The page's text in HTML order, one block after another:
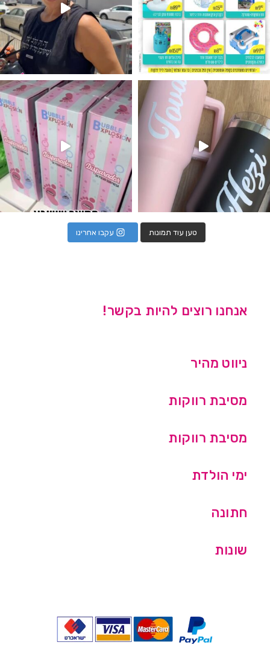
מטף לגילוי מין העובר חזר למלא
טען עוד תמונות עקבו אחרינו
אנחנו רוצים להיות בקשר!
ניווט מהיר
מסיבת רווקות
מסיבת רווקות
ימי הולדת
חתונה
שונות